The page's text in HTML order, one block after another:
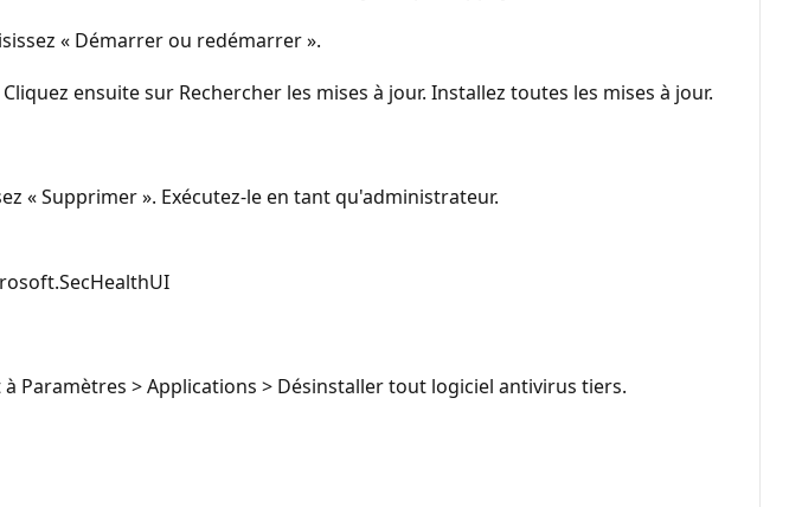
« Démarrer ou redémarrer ».
ensuite sur Rechercher les mises à jour. Installez toutes les mises à jour.
« Supprimer ». Exécutez-le en tant qu'administrateur.
> Applications > Désinstaller tout logiciel antivirus tiers.